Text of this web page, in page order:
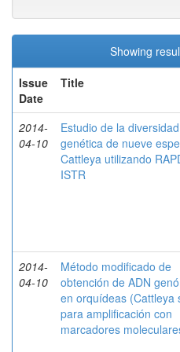
Showing
Issue
Date
Title
2014-
04-10
Estudio de la diversidad
genética de nueve
Cattleya utilizando
ISTR
2014-
04-10
Método modificado de
obtención de ADN
en orquídeas (Cattleya
para amplificación con
marcadores